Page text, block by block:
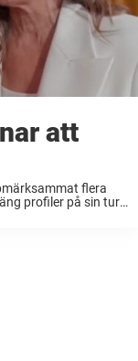
att
flera
profiler på sin tur